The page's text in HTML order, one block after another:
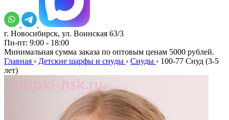
г. Новосибирск, ул. Воинская 63/3
Пн-пт: 9:00 - 18:00
Минимальная сумма заказа по оптовым ценам 5000 рублей.
Главная › Детские шарфы и снуды › Снуды › 100-77 Снуд (3-5
лет)